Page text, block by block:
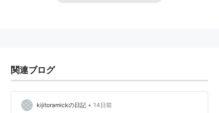
関連ブログ
kijitoramickの日記 • 14日前